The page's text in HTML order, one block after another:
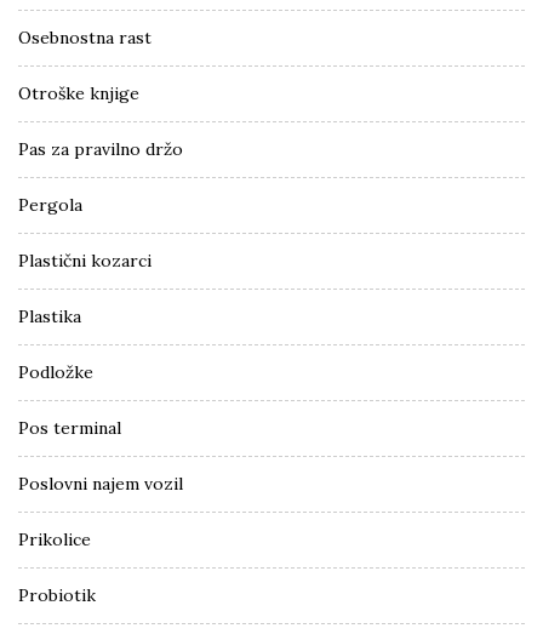
Osebnostna rast
Otroške knjige
Pas za pravilno držo
Pergola
Plastični kozarci
Plastika
Podložke
Pos terminal
Poslovni najem vozil
Prikolice
Probiotik